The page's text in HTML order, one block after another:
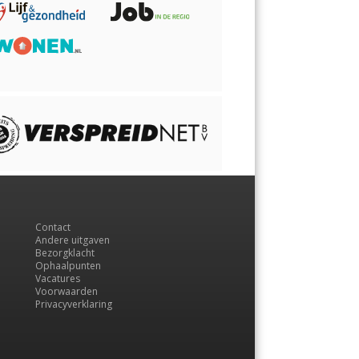
Contact
Andere uitgaven
Bezorgklacht
Ophaalpunten
Vacatures
Voorwaarden
Privacyverklaring